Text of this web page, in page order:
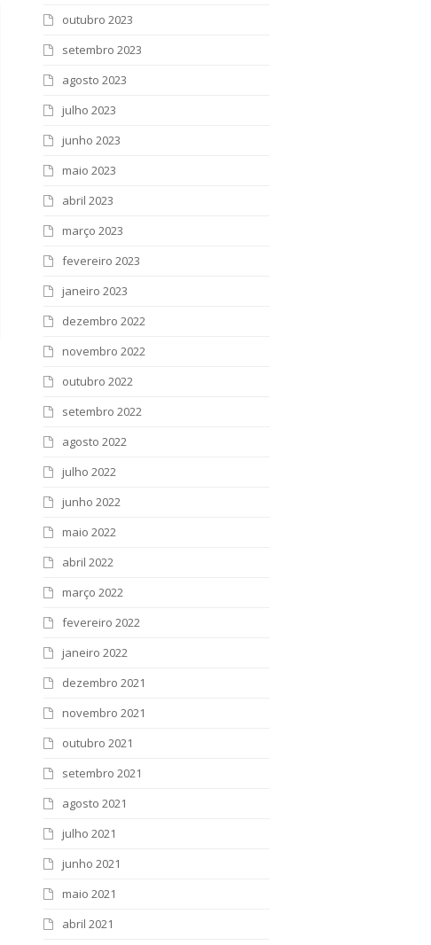
outubro 2023
setembro 2023
agosto 2023
julho 2023
junho 2023
maio 2023
abril 2023
março 2023
fevereiro 2023
janeiro 2023
dezembro 2022
novembro 2022
outubro 2022
setembro 2022
agosto 2022
julho 2022
junho 2022
maio 2022
abril 2022
março 2022
fevereiro 2022
janeiro 2022
dezembro 2021
novembro 2021
outubro 2021
setembro 2021
agosto 2021
julho 2021
junho 2021
maio 2021
abril 2021